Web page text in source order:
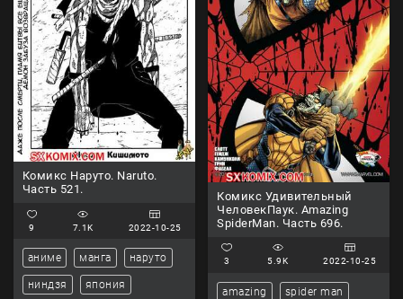
Комикс Наруто. Naruto.
Часть 521.
9 7.1K 2022-10-25
аниме манга наруто
ниндзя япония
Комикс Удивительный
ЧеловекПаук. Amazing
SpiderMan. Часть 696.
3 5.9K 2022-10-25
amazing spider man